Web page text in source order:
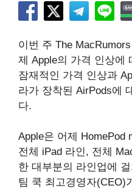
이번 주 The
제 Apple의 가격 인상에
잠재적인 가격 인상과
라가 장착된 AirPods에
다.
Apple은 어제 HomePod
전체 iPad 라인, 전체
한 대부분의 라인업에
팀 쿡 최고경영자(CEO)